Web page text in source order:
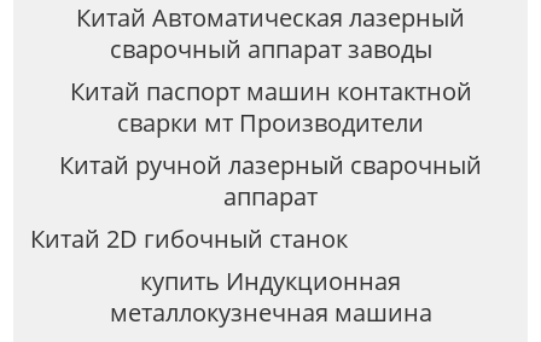
Китай Автоматическая лазерный
сварочный аппарат заводы
Китай паспорт машин контактной
сварки мт Производители
Китай ручной лазерный сварочный
аппарат
Китай 2D гибочный станок
купить Индукционная
металлокузнечная машина